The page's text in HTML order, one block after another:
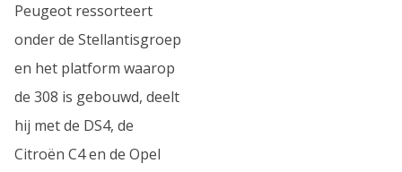
Peugeot ressorteert
onder de Stellantisgroep
en het platform waarop
de 308 is gebouwd, deelt
hij met de DS4, de
Citroën C4 en de Opel